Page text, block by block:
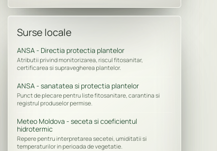
Surse locale
ANSA - Directia protectia plantelor
Atributii privind monitorizarea, riscul fitosanitar,
certificarea si supravegherea plantelor.
ANSA - sanatatea si protectia plantelor
Punct de plecare pentru liste fitosanitare, carantina si
registrul produselor permise.
Meteo Moldova - seceta si coeficientul
hidrotermic
Repere pentru interpretarea secetei, umiditatii si
temperaturilor in perioada de vegetatie.